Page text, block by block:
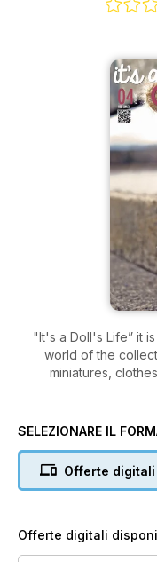
"It's a Doll's Life” it
world of the
miniatures,
“It's a Doll's Life”
in her you will find
“It's a Doll's Life”
the dolls Blythe,
SELEZIONARE IL
Offerte digitali
Offerte digitali